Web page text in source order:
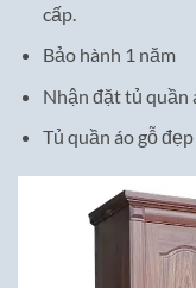
cấp.
Bảo hành 1 năm
Nhận đặt tủ quần
Tủ quần áo gỗ